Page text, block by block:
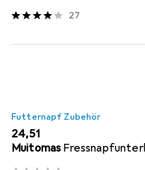
27
Futternapf Zubehör
EUR
24,51
Muitomas